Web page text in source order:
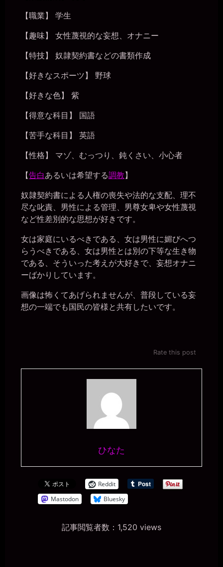
【職業】 学生
【趣味】 女性蔑視的な妄想、オナニー
【特技】 奴隷契約書などの書類作成
【好きなスポーツ】 野球
【好きな色】 紫
【得意な科目】 国語
【苦手な科目】 英語
【性格】 マゾ、むっつり、鈍くさい、小心者
【告白あるいは希望する調教】
奴隷契約書による人権の喪失や法的な支配、理不
尽な叱責、男性による管理、男尊女卑や女性蔑視
など性差別的な思想が好きです。
女は家庭にいるべきである、女は男性に媚びへつ
らうべきである、女は男性とは別の下等な生き物
である、そういった考えが大好きで、妄想オナニ
ーばかりしています。
画像は怖くてあげられませんが、普段している妄
想の一端でも国民の皆様と共有したいです。
Rate this post
ひなた
Reddit
Mastodon
Bluesky
記事閲覧者数：1,520 views